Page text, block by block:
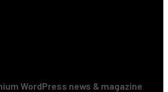
WordPress news & magazine